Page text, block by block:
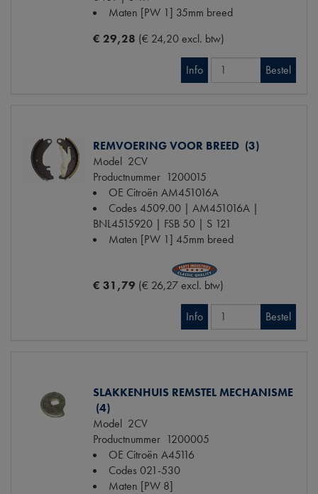
Maten [PW 1] 35mm breed
€ 29,28 (€ 24,20 excl. btw)
Info Bestel
REMVOERING VOOR BREED (3)
Model 2CV
Productnummer 1200015
OE Citroën AM451016A
Codes 4509.00 | AM451016A |
BNL4515920 | FSB 50 | S 121
Maten [PW 1] 45mm breed
€ 31,79 (€ 26,27 excl. btw)
Info Bestel
SLAKKENHUIS REMSTEL MECHANISME
(4)
Model 2CV
Productnummer 1200005
OE Citroën A45116
Codes 021-530
Maten [PW 8]